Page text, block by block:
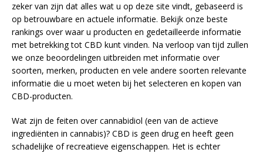
zeker van zijn dat alles wat u op deze site vindt, gebaseerd is
op betrouwbare en actuele informatie. Bekijk onze beste
rankings over waar u producten en gedetailleerde informatie
met betrekking tot CBD kunt vinden. Na verloop van tijd zullen
we onze beoordelingen uitbreiden met informatie over
soorten, merken, producten en vele andere soorten relevante
informatie die u moet weten bij het selecteren en kopen van
CBD-producten.
Wat zijn de feiten over cannabidiol (een van de actieve
ingrediënten in cannabis)? CBD is geen drug en heeft geen
schadelijke of recreatieve eigenschappen. Het is echter